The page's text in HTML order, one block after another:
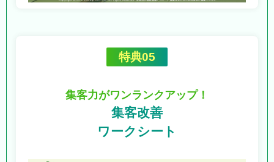
特典05
集客力がワンランクアップ！
集客改善
ワークシート